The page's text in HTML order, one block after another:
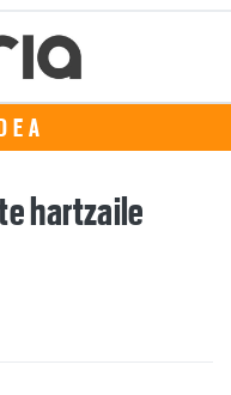
hartzaile